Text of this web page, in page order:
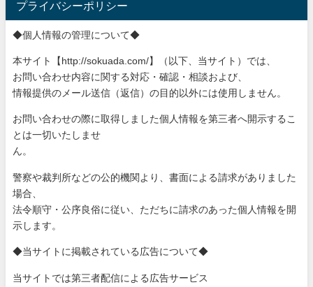
プライバシーポリシー
◆個人情報の管理について◆
本サイト【http://sokuada.com/】（以下、当サイト）では、
お問い合わせ内容に関する対応・確認・相談および、
情報提供のメール送信（返信）の目的以外には使用しません。
お問い合わせの際に取得しました個人情報を第三者へ開示するこ
と は一切いたしませ
ん。
警察や裁判所などの公的機関より、書面による請求がありました
場合、
法令順守・公序良俗に従い、ただちに請求のあった個人情報を開
示します。
◆当サイトに掲載されている広告について◆
当サイトでは第三者配信による広告サービス